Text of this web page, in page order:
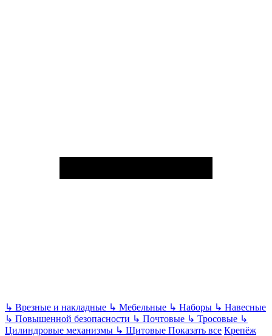
↳ Врезные и накладные ↳ Мебельные ↳ Наборы ↳ Навесные
↳ Повышенной безопасности ↳ Почтовые ↳ Тросовые ↳
Цилиндровые механизмы ↳ Щитовые Показать все Крепёж